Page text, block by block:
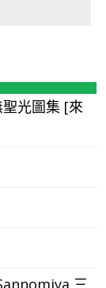
光圖集 [來
三